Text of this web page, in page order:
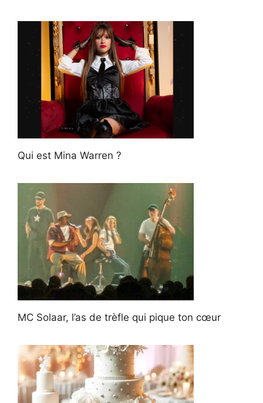
Qui est Mina Warren ?
MC Solaar, l’as de trèfle qui pique ton cœur